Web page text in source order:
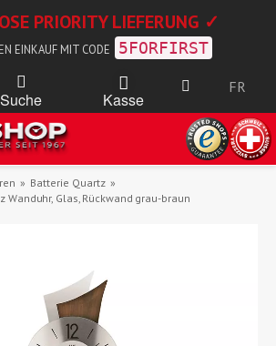
PRIORITY LIEFERUNG ✓
EINKAUF MIT CODE 5FORFIRST
Suche Kasse
FR
Batterie Quartz
Wanduhr, Glas, Rückwand grau-braun